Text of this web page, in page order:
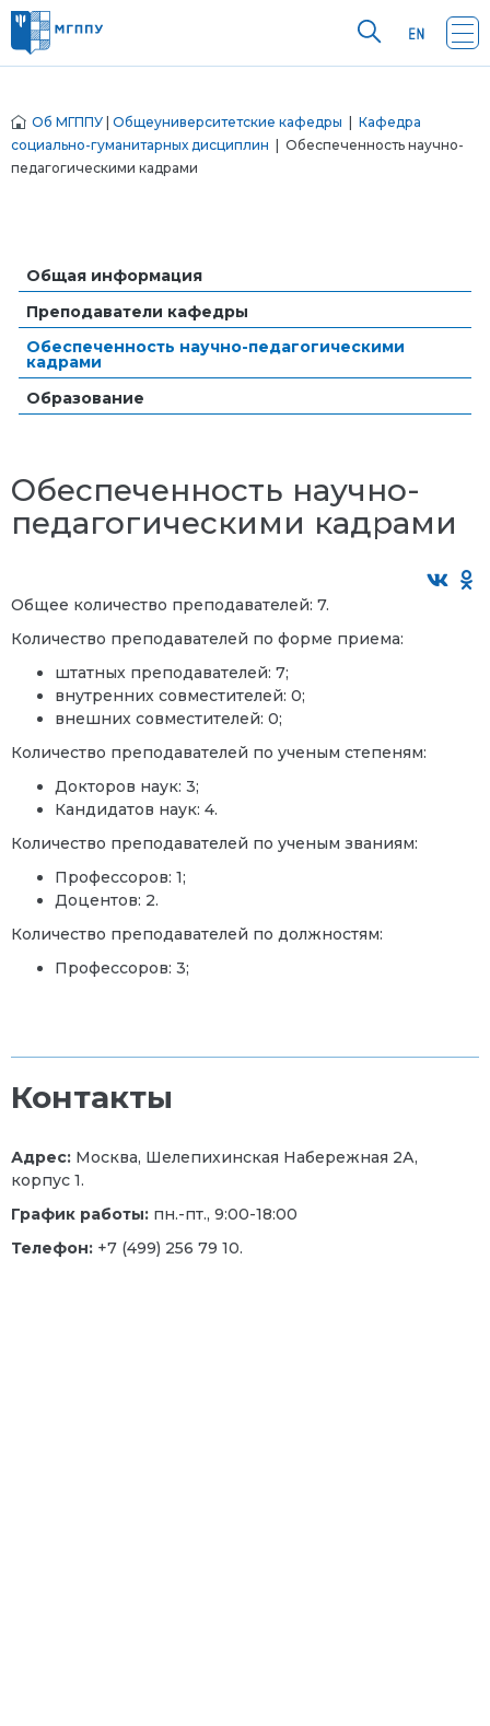
Об МГППУ Общеуниверситетские кафедры
Кафедра
социально-гуманитарных дисциплин | Обеспеченность научно-
педагогическими кадрами
Общая информация
Преподаватели кафедры
Обеспеченность научно-педагогическими
кадрами
Образование
Обеспеченность научно-
педагогическими кадрами
Общее количество преподавателей: 7.
Количество преподавателей по форме приема:
штатных преподавателей: 7;
внутренних совместителей: 0;
внешних совместителей: 0;
Количество преподавателей по ученым степеням:
Докторов наук: 3;
Кандидатов наук: 4.
Количество преподавателей по ученым званиям:
Профессоров: 1;
Доцентов: 2.
Количество преподавателей по должностям:
Профессоров: 3;
Контакты
Адрес: Москва, Шелепихинская Набережная 2А,
корпус 1.
График работы: пн.-пт., 9:00-18:00
Телефон: +7 (499) 256 79 10.